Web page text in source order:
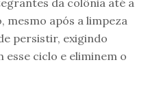
mesmo após a limpeza
persistir, exigindo
ciclo e eliminem o